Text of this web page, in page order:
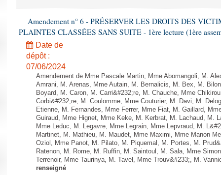
Amendement n° 6 - PRÉSERVER LES DROITS DES
PLAINTES CLASSÉES SANS SUITE - 1ère lecture (1ère
Date de
dépôt :
07/06/2024
Amendement de Mme Pascale Martin, Mme Abomangoli, M.
Amrani, M. Arenas, Mme Autain, M. Bernalicis, M. Bex, M.
Boyard, M. Caron, M. Carri&#232;re, M. Chauche, Mme
Corbi&#232;re, M. Coulomme, Mme Couturier, M. Davi, M.
Etienne, M. Fernandes, Mme Ferrer, Mme Fiat, M. Gaillard,
Guiraud, Mme Hignet, Mme Keke, M. Kerbrat, M. Lachaud, M.
Mme Leduc, M. Legavre, Mme Legrain, Mme Lepvraud, M.
Martinet, M. Mathieu, M. Maudet, Mme Maximi, Mme Manon
Oziol, Mme Panot, M. Pilato, M. Piquemal, M. Portes, M.
Ratenon, M. Rome, M. Ruffin, M. Saintoul, M. Sala, Mme
Terrenoir, Mme Taurinya, M. Tavel, Mme Trouv&#233;, M.
renseigné